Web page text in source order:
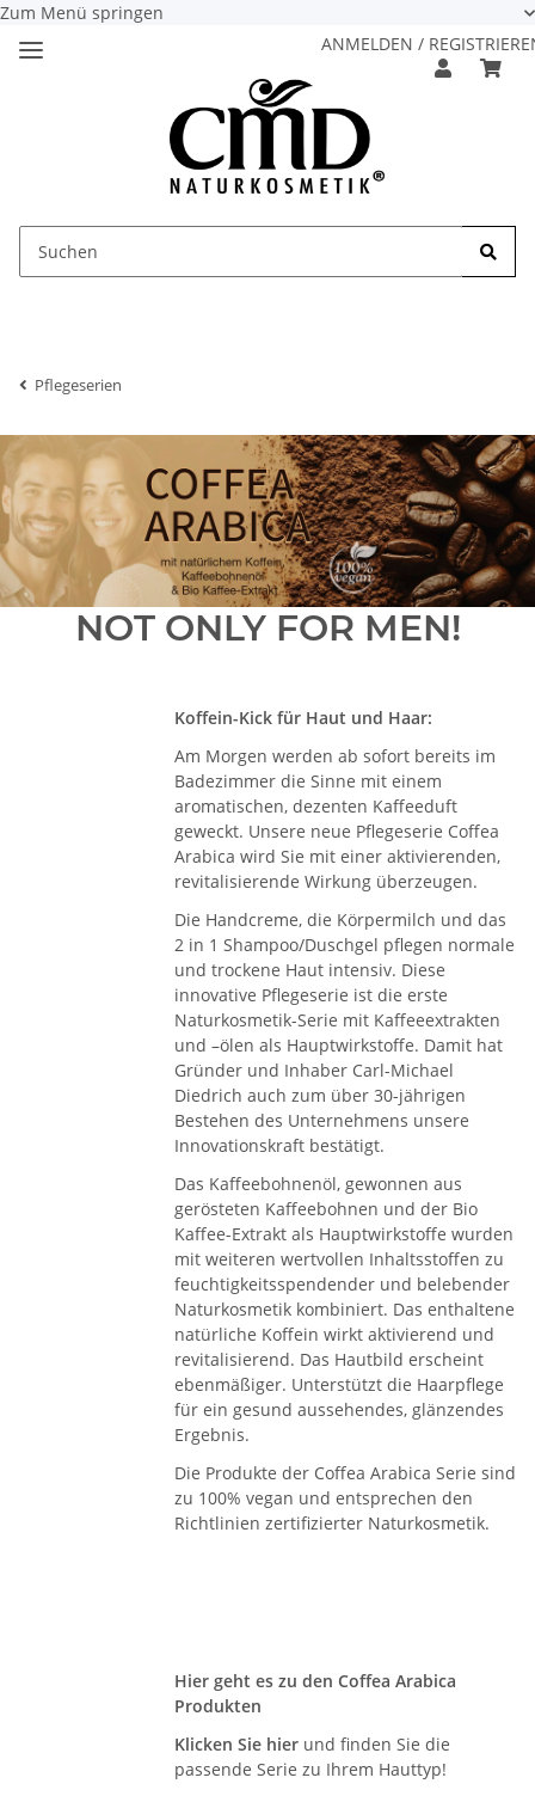
Zum Menü springen
ANMELDEN /
Pflegeserien
NOT ONLY FOR MEN!
Koffein-Kick für Haut und Haar:
Am Morgen werden ab sofort bereits im
Badezimmer die Sinne mit einem
aromatischen, dezenten Kaffeeduft
geweckt. Unsere neue Pflegeserie Coffea
Arabica wird Sie mit einer aktivierenden,
revitalisierende Wirkung überzeugen.
Die Handcreme, die Körpermilch und das
2 in 1 Shampoo/Duschgel pflegen normale
und trockene Haut intensiv. Diese
innovative Pflegeserie ist die erste
Naturkosmetik-Serie mit Kaffeeextrakten
und –ölen als Hauptwirkstoffe. Damit hat
Gründer und Inhaber Carl-Michael
Diedrich auch zum über 30-jährigen
Bestehen des Unternehmens unsere
Innovationskraft bestätigt.
Das Kaffeebohnenöl, gewonnen aus
gerösteten Kaffeebohnen und der Bio
Kaffee-Extrakt als Hauptwirkstoffe wurden
mit weiteren wertvollen Inhaltsstoffen zu
feuchtigkeitsspendender und belebender
Naturkosmetik kombiniert. Das enthaltene
natürliche Koffein wirkt aktivierend und
revitalisierend. Das Hautbild erscheint
ebenmäßiger. Unterstützt die Haarpflege
für ein gesund aussehendes, glänzendes
Ergebnis.
Die Produkte der Coffea Arabica Serie sind
zu 100% vegan und entsprechen den
Richtlinien zertifizierter Naturkosmetik.
Hier geht es zu den Coffea Arabica
Produkten
Klicken Sie hier und finden Sie die
passende Serie zu Ihrem Hauttyp!